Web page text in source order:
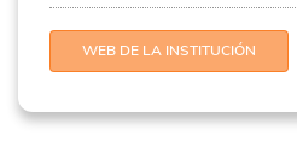
WEB DE LA INSTITUCIÓN